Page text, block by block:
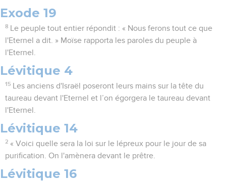
Exode 19
8
Le peuple tout entier répondit : « Nous ferons tout ce que
l'Eternel a dit. » Moïse rapporta les paroles du peuple à
l'Eternel.
Lévitique 4
15
Les anciens d'Israël poseront leurs mains sur la tête du
taureau devant l'Eternel et l’on égorgera le taureau devant
l'Eternel.
Lévitique 14
2 « Voici quelle sera la loi sur le lépreux pour le jour de sa
purification. On l'amènera devant le prêtre.
Lévitique 16